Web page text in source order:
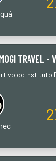
TRAVEL -
do Instituto